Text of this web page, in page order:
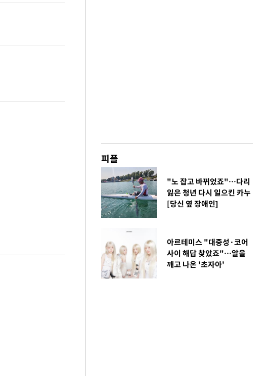
피플
"노 잡고 바뀌었죠"…다리
잃은 청년 다시 일으킨 카누
[당신 옆 장애인]
아르테미스 "대중성·코어
사이 해답 찾았죠"…알을
깨고 나온 '초자아'